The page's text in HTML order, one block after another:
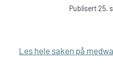
Publisert 25.
Les hele saken på